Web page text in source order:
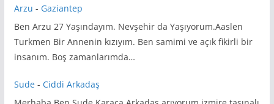
Arzu - Gaziantep
Ben Arzu 27 Yaşındayım. Nevşehir da Yaşıyorum.Aaslen
Turkmen Bir Annenin kızıyım. Ben samimi ve açık fikirli bir
insanım. Boş zamanlarımda…
Sude- Ciddi Arkadaş